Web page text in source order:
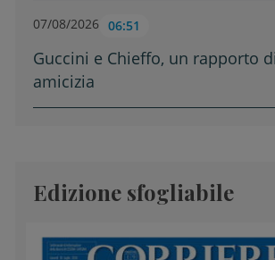
07/08/2026 06:51
Guccini e Chieffo, un rapporto
amicizia
Edizione sfogliabile